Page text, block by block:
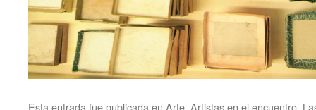
Esta entrada fue publicada en Arte, Artistas en el encuentro.